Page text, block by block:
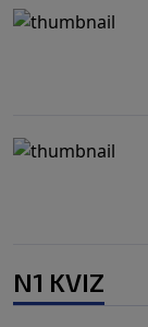
N1 KVIZ